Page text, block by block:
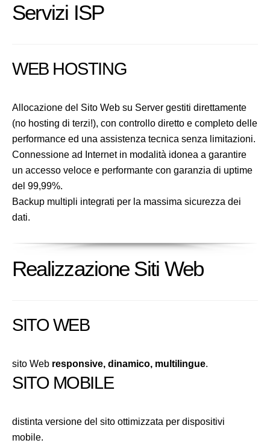
Servizi ISP
WEB HOSTING
Allocazione del Sito Web su Server gestiti direttamente
(no hosting di terzi!), con controllo diretto e completo delle
performance ed una assistenza tecnica senza limitazioni.
Connessione ad Internet in modalità idonea a garantire
un accesso veloce e performante con garanzia di uptime
del 99,99%.
Backup multipli integrati per la massima sicurezza dei
dati.
Realizzazione Siti Web
SITO WEB
sito Web responsive, dinamico, multilingue.
SITO MOBILE
distinta versione del sito ottimizzata per dispositivi
mobile.